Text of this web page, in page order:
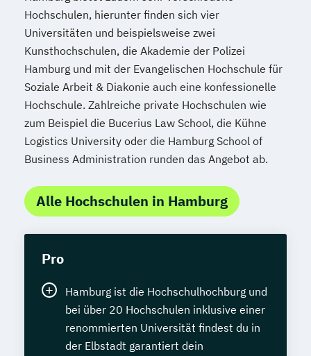
Hochschulen, hierunter finden sich vier
Universitäten und beispielsweise zwei
Kunsthochschulen, die Akademie der Polizei
Hamburg und mit der Evangelischen Hochschule für
Soziale Arbeit & Diakonie auch eine konfessionelle
Hochschule. Zahlreiche private Hochschulen wie
zum Beispiel die Bucerius Law School, die Kühne
Logistics University oder die Hamburg School of
Business Administration runden das Angebot ab.
Alle Hochschulen in Hamburg
Pro
Hamburg ist die Hochschulhochburg und
bei über 20 Hochschulen inklusive einer
renommierten Universität findest du in
der Elbstadt garantiert dein